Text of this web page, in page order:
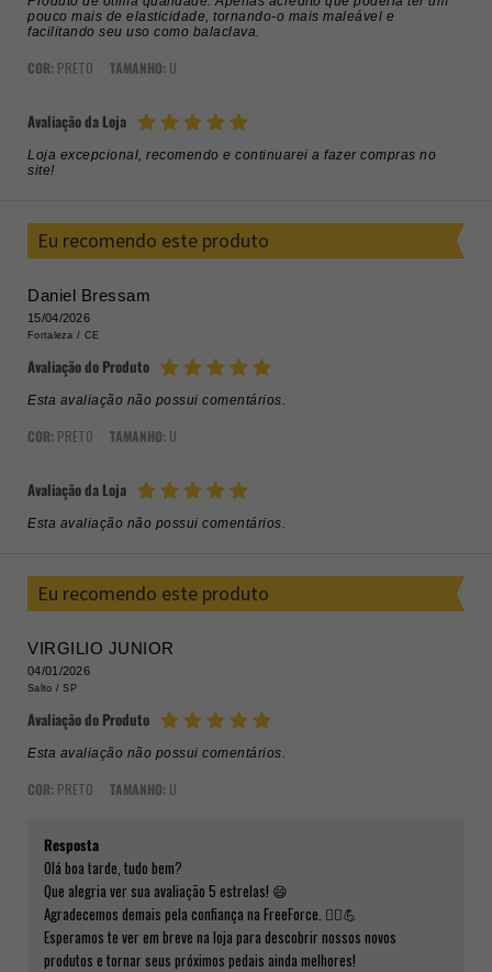
pouco mais de elasticidade, tornando-o mais maleável e
facilitando seu uso como balaclava.
COR: PRETO TAMANHO: U
Avaliação da Loja
Loja excepcional, recomendo e continuarei a fazer compras no
site!
Eu recomendo este produto
Daniel Bressam
15/04/2026
Fortaleza / CE
Avaliação do Produto
Esta avaliação não possui comentários.
COR: PRETO TAMANHO: U
Avaliação da Loja
Esta avaliação não possui comentários.
Eu recomendo este produto
VIRGILIO JUNIOR
04/01/2026
Salto /SP
Avaliação do Produto
Esta avaliação não possui comentários.
COR: PRETO TAMANHO: U
Resposta
Olá boa tarde, tudo bem?
Que alegria ver sua avaliação 5 estrelas! 😄
Agradecemos demais pela confiança na FreeForce. 🚴‍♂️💪
Esperamos te ver em breve na loja para descobrir nossos novos
produtos e tornar seus próximos pedais ainda melhores!